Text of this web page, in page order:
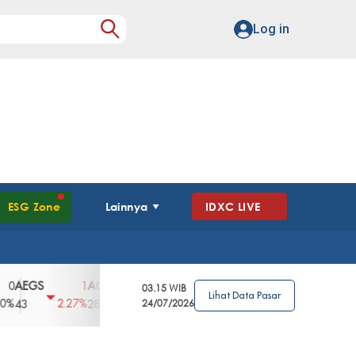
Log in
ESG Zone Lainnya IDXC LIVE
1
2.27%2850
3.39%
AGRO
4
2.63%
AGRS
0%
03.15 WIB
24/07/2026
Lihat Data Pasar